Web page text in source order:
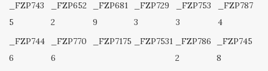
_FZP743
5
_FZP652
2
_FZP681
9
_FZP729
3
_FZP753
3
_FZP787
4
_FZP744
6
_FZP770
6
_FZP7175 _FZP7531
_FZP786
2
_FZP745
8